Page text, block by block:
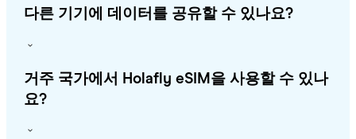
다른 기기에 데이터를 공유할 수 있나요?
거주 국가에서 Holafly eSIM을 사용할 수 있나
요?